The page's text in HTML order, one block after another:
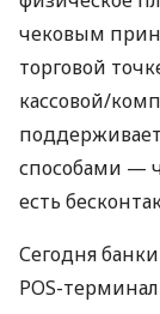
чековым
торговой
кассовой/
способами —
есть
Сегодня
POS-